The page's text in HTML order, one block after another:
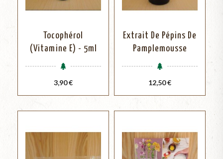
Tocophérol
(Vitamine E) - 5ml
Prix
3,90 €
Extrait De Pépins De
Pamplemousse
Prix
12,50 €